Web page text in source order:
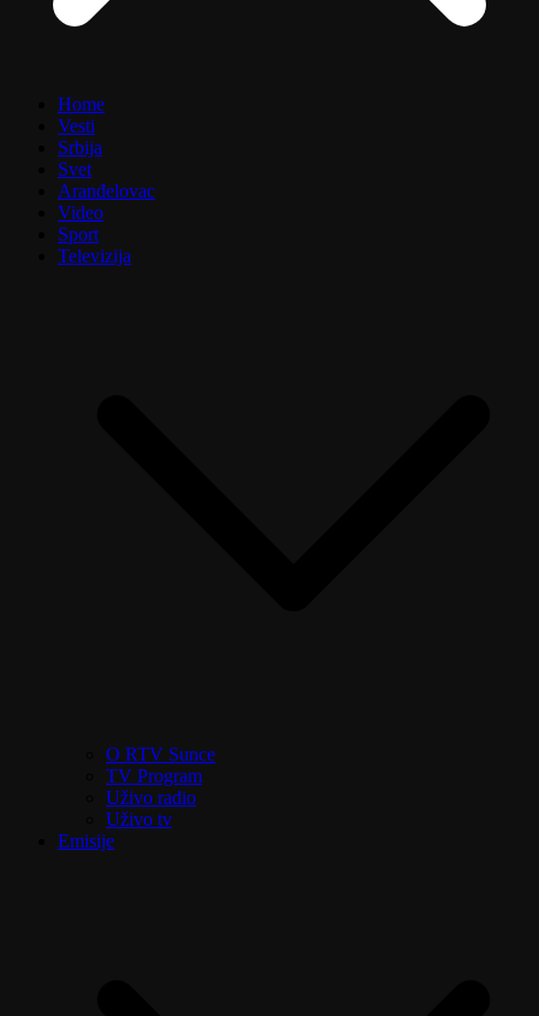
Home
Vesti
Srbija
Svet
Aranđelovac
Video
Sport
Televizija
O RTV Sunce
TV Program
Uživo radio
Uživo tv
Emisije